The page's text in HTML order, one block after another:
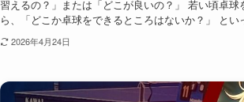
習えるの？」または「どこが良いの？」 若い頃卓球
ら、「どこか卓球をできるところはないか？」 とい
2026年4月24日